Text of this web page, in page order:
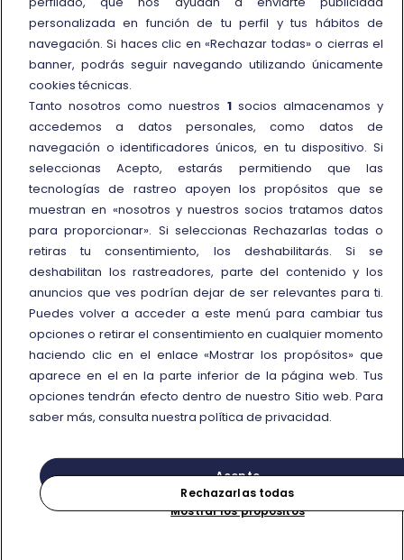
Call Center
Oficinas de atención al cliente
Personas con movilidad reducida
Cómo presentar una reclamación
Reembolso y compensación
Más información
Condiciones de uso de
tarifas/ofertas
Trenitalia y la sostenibilidad
Viaggiatreno
Enlace externo
© Gruppo FS Italiane 2026
Protección de datos personales
Política de cookies
personalizada en función de tu perfil y tus hábitos de
navegación. Si haces clic en «Rechazar todas» o cierras el
banner, podrás seguir navegando utilizando únicamente
cookies técnicas.
Tanto nosotros como nuestros 1socios almacenamos y
accedemos a datos personales, como datos de
navegación o identificadores únicos, en tu dispositivo. Si
seleccionas Acepto, estarás permitiendo que las
tecnologías de rastreo apoyen los propósitos que se
muestran en «nosotros y nuestros socios tratamos datos
para proporcionar». Si seleccionas Rechazarlas todas o
retiras tu consentimiento, los deshabilitarás. Si se
deshabilitan los rastreadores, parte del contenido y los
anuncios que ves podrían dejar de ser relevantes para ti.
Puedes volver a acceder a este menú para cambiar tus
opciones o retirar el consentimiento en cualquier momento
haciendo clic en el enlace «Mostrar los propósitos» que
aparece en el en la parte inferior de la página web. Tus
opciones tendrán efecto dentro de nuestro Sitio web. Para
saber más, consulta nuestra política de privacidad.
Acepto
Rechazarlas todas
Mostrar los propósitos